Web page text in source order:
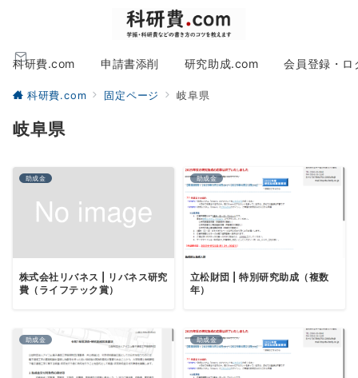
科研費.com 申請書添削 研究助成.com 会員登録・ロ
科研費.com 固定ページ 岐阜県
岐阜県
助成金
株式会社リバネス | リバネス研究
費（ライフテック賞）
助成金
立松財団 | 特別研究助成（複数
年）
助成金 助成金